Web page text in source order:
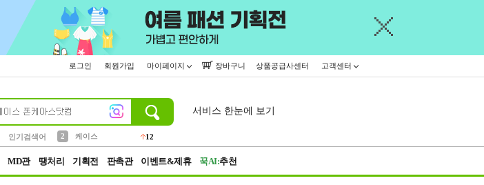
로그인 회원가입 마이페이지 장바구니 상품공급사센터 고객센터
인기검색어
2
케이스
12
서비스 한눈에 보기
MD관 땡처리 기획전 판촉관 이벤트&제휴 꾹AI:추천